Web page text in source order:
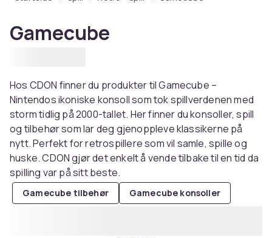
Gamecube
Hos CDON finner du produkter til Gamecube –
Nintendos ikoniske konsoll som tok spillverdenen med
storm tidlig på 2000-tallet. Her finner du konsoller, spill
og tilbehør som lar deg gjenoppleve klassikerne på
nytt. Perfekt for retrospillere som vil samle, spille og
huske. CDON gjør det enkelt å vende tilbake til en tid da
spilling var på sitt beste.
Gamecube tilbehør Gamecube konsoller